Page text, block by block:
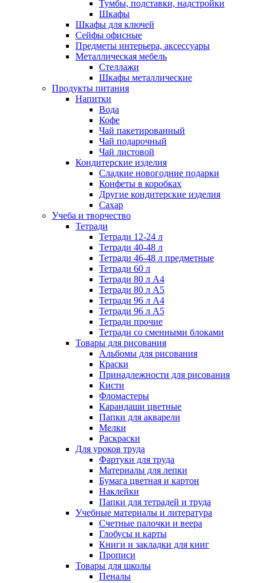
Тумбы, подставки, надстройки
Шкафы
Шкафы для ключей
Сейфы офисные
Предметы интерьера, аксессуары
Металлическая мебель
Стеллажи
Шкафы металлические
Продукты питания
Напитки
Вода
Кофе
Чай пакетированный
Чай подарочный
Чай листовой
Кондитерские изделия
Сладкие новогодние подарки
Конфеты в коробках
Другие кондитерские изделия
Сахар
Учеба и творчество
Тетради
Тетради 12-24 л
Тетради 40-48 л
Тетради 46-48 л предметные
Тетради 60 л
Тетради 80 л А4
Тетради 80 л А5
Тетради 96 л А4
Тетради 96 л А5
Тетради прочие
Тетради со сменными блоками
Товары для рисования
Альбомы для рисования
Краски
Принадлежности для рисования
Кисти
Фломастеры
Карандаши цветные
Папки для акварели
Мелки
Раскраски
Для уроков труда
Фартуки для труда
Материалы для лепки
Бумага цветная и картон
Наклейки
Папки для тетрадей и труда
Учебные материалы и литература
Счетные палочки и веера
Глобусы и карты
Книги и закладки для книг
Прописи
Товары для школы
Пеналы